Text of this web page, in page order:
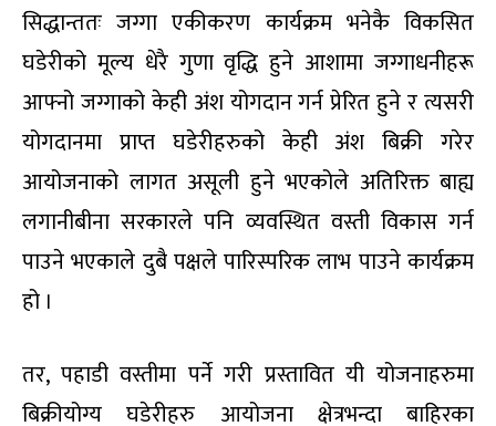
सिद्धान्ततः जग्गा एकीकरण कार्यक्रम भनेकै विकसित
घडेरीको मूल्य धेरै गुणा वृद्धि हुने आशामा जग्गाधनीहरू
आफ्नो जग्गाको केही अंश योगदान गर्न प्रेरित हुने र त्यसरी
योगदानमा प्राप्त घडेरीहरुको केही अंश बिक्री गरेर
आयोजनाको लागत असूली हुने भएकोले अतिरिक्त बाह्य
लगानीबीना सरकारले पनि व्यवस्थित वस्ती विकास गर्न
पाउने भएकाले दुबै पक्षले पारिस्परिक लाभ पाउने कार्यक्रम
हो ।
तर, पहाडी वस्तीमा पर्ने गरी प्रस्तावित यी योजनाहरुमा
बिक्रीयोग्य घडेरीहरु आयोजना क्षेत्रभन्दा बाहिरका